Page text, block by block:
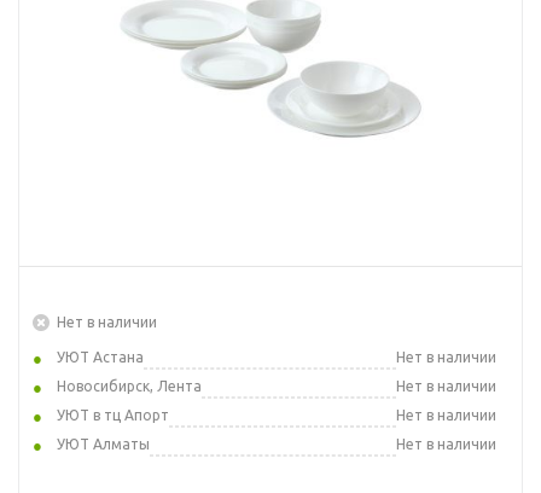
Нет в наличии
УЮТ Астана
Нет в наличии
Новосибирск, Лента
Нет в наличии
УЮТ в тц Апорт
Нет в наличии
УЮТ Алматы
Нет в наличии